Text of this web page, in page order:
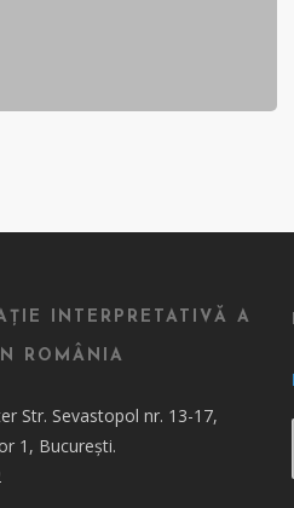
INTERPRETATIVĂ A
ROMÂNIA
Str. Sevastopol nr. 13-17,
1, București.